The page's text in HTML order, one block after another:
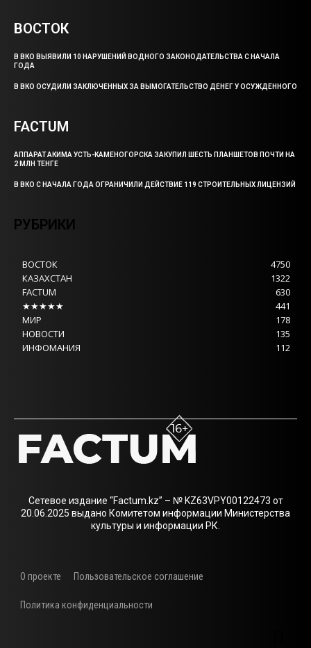
ВОСТОК
В ВКО ВЫЯВИЛИ 10 НАРУШЕНИЙ ВОДНОГО ЗАКОНОДАТЕЛЬСТВА С НАЧАЛА
ГОДА
В ВКО ОСУДИЛИ ЗАКЛЮЧЕННЫХ ЗА ВЫМОГАТЕЛЬСТВО ДЕНЕГ У ОСУЖДЕННОГО
FACTUM
АППАРАТ АКИМА УСТЬ-КАМЕНОГОРСКА ЗАКУПИЛ ШЕСТЬ ПЛАНШЕТОВ ПОЧТИ НА
2 МЛН ТЕНГЕ
В ВКО С НАЧАЛА ГОДА ОГРАНИЧИЛИ ДЕЙСТВИЕ 119 СТРОИТЕЛЬНЫХ ЛИЦЕНЗИЙ
РУБРИКИ
ВОСТОК
4750
КАЗАХСТАН
1322
FACTUM
630
★★★★★
441
МИР
178
НОВОСТИ
135
ИНФОМАНИЯ
112
Сетевое издание “Factum.kz” – № KZ63VPY00122473 от
20.06.2025 выдано Комитетом информации Министерства
культуры и информации РК.
О проекте Пользовательское соглашение
Политика конфиденциальности